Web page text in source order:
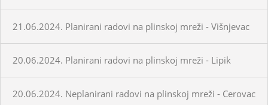
21.06.2024. Planirani radovi na plinskoj mreži - Višnjevac
20.06.2024. Planirani radovi na plinskoj mreži - Lipik
20.06.2024. Neplanirani radovi na plinskoj mreži - Cerovac